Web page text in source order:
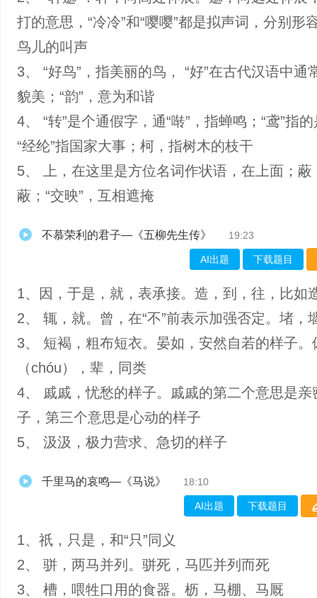
打的意思，“冷冷”和“嘤嘤”都是拟声词，分别形
鸟儿的叫声
3、 “好鸟”，指美丽的鸟， “好”在古代汉语中通
貌美；“韵”，意为和谐
4、 “转”是个通假字，通“啭”，指蝉鸣；“鸢”指
“经纶”指国家大事；柯，指树木的枝干
5、 上，在这里是方位名词作状语，在上面；蔽
蔽；“交映”，互相遮掩
不慕荣利的君子—《五柳先生传》 19:23
AI出题 下载题目
1、因，于是，就，表承接。造，到，往，比如
2、 辄，就。曾，在“不”前表示加强否定。堵，
3、 短褐，粗布短衣。晏如，安然自若的样子。
（chóu），辈，同类
4、 戚戚，忧愁的样子。戚戚的第二个意思是亲
子，第三个意思是心动的样子
5、 汲汲，极力营求、急切的样子
千里马的哀鸣—《马说》 18:10
AI出题 下载题目
1、祇，只是，和“只”同义
2、 骈，两马并列。骈死，马匹并列而死
3、 槽，喂牲口用的食器。枥，马棚、马厩